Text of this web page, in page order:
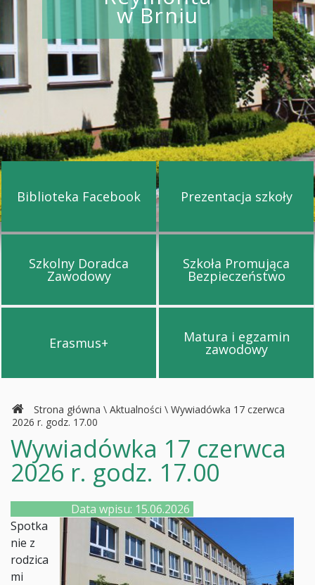
w Brniu
Przejdź na stronę Biblioteka Facebook
Biblioteka Facebook Przejdź na
Prezentacja szkoły
Przejdź na stronę Szkolny Doradca
Szkolny Doradca
Zawodowy Przejdź na
Szkoła Promująca
Bezpieczeństwo
Przejdź na stronę Erasmus+
Erasmus+ Przejdź na
Matura i egzamin
zawodowy
Strona główna \ Aktualności \ Wywiadówka 17 czerwca
2026 r. godz. 17.00
Wywiadówka 17 czerwca
2026 r. godz. 17.00
Data wpisu: 15.06.2026
Spotka
nie z
rodzica
mi